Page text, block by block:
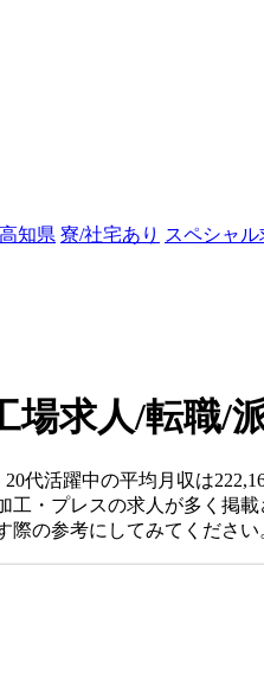
高知県 寮/社宅あり スペシャル
場求人/転職/
代活躍中の平均月収は
・プレスの求人が多く掲載
の参考にしてみてください